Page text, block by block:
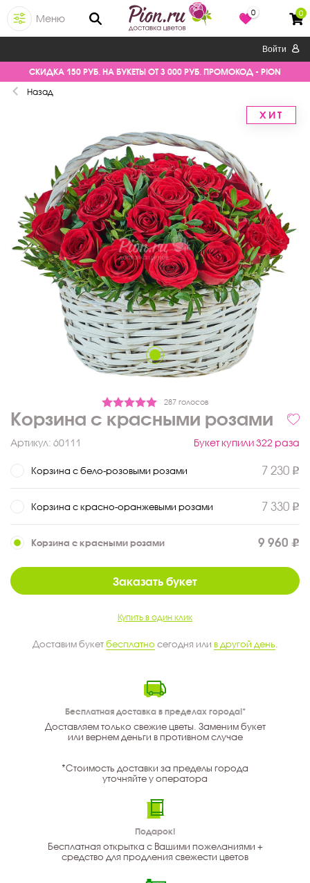
Меню
0 0
Войти
СКИДКА 150 РУБ. НА БУКЕТЫ ОТ 3 000 РУБ. ПРОМОКОД - PION
Назад
ХИТ
287 голосов
Корзина с красными розами
Артикул: 60111 Букет купили 322 раза
Корзина с бело-розовыми розами 7 230
Корзина с красно-оранжевыми розами 7 330
Корзина с красными розами 9 960
Заказать букет
Купить в один клик
Доставим букетбесплатно сегодня или в другой день
Бесплатная доставка в пределах города!*
Доставляем только свежие цветы. Заменим букет
или вернем деньги в противном случае
*Стоимость доставки за пределы города
уточняйте у оператора
Подарок!
Бесплатная открытка с Вашими пожеланиями +
средство для продления свежести цветов